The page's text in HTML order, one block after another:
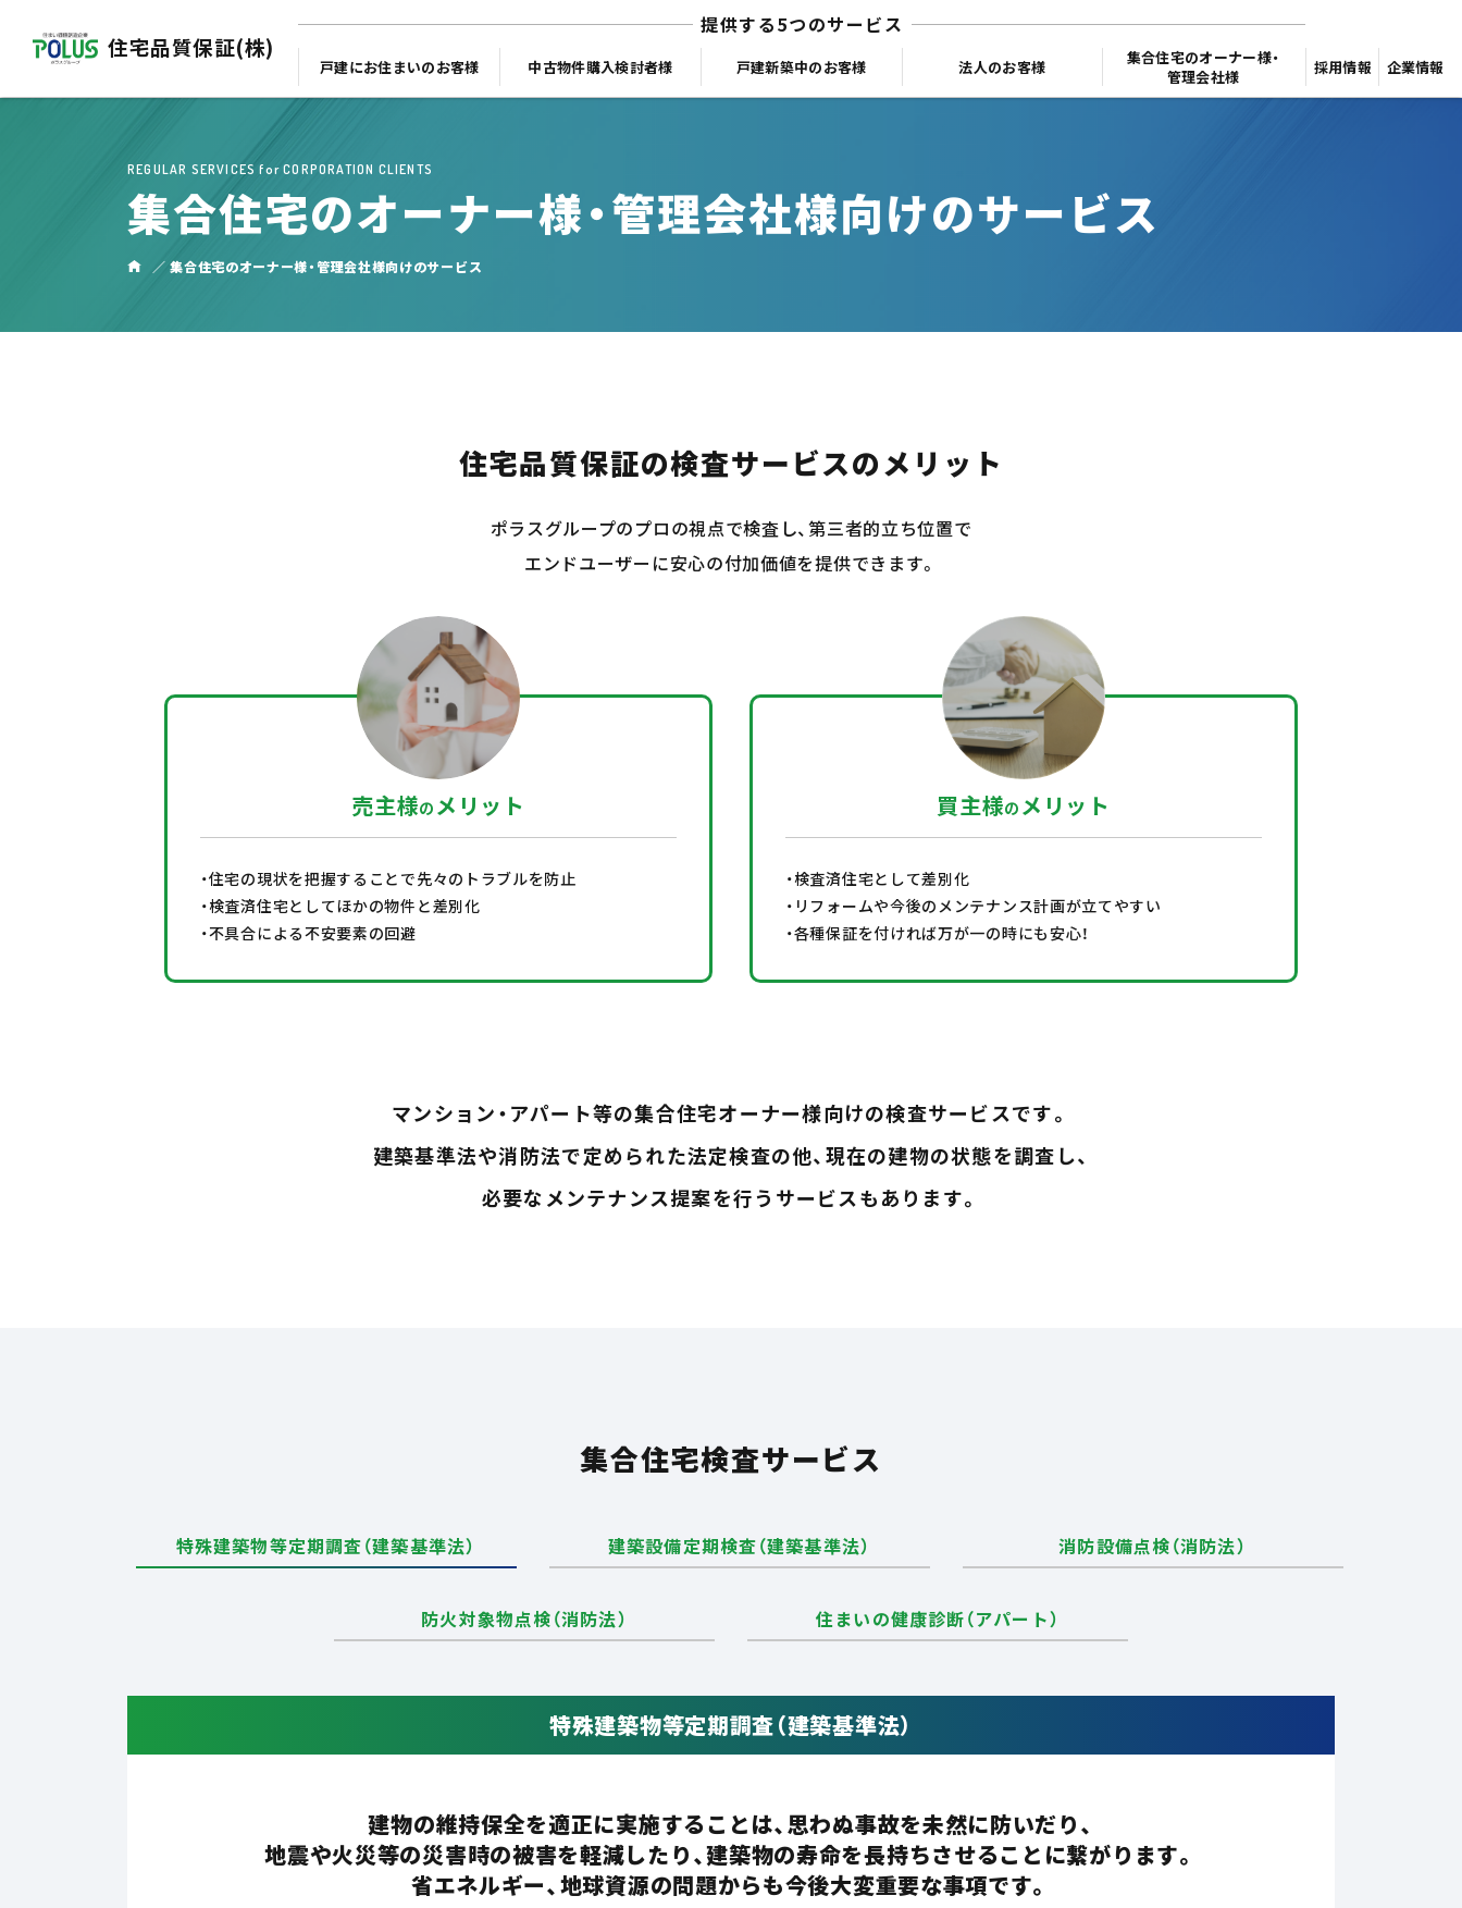
住宅品質保証(株)
提供する5つのサービス
戸建にお住まいのお客様 中古物件購入検討者様 戸建新築中のお客様 法人のお客様
集合住宅のオーナー様・
管理会社様
採用情報 企業情報
REGULAR SERVICES for CORPORATION CLIENTS
集合住宅のオーナー様・管理会社様向けのサービス
集合住宅のオーナー様・管理会社様向けのサービス
住宅品質保証の検査サービスのメリット
ポラスグループのプロの視点で検査し、第三者的立ち位置で
エンドユーザーに安心の付加価値を提供できます。
売主様の メリット
・住宅の現状を把握することで先々のトラブルを防止
・検査済住宅としてほかの物件と差別化
・不具合による不安要素の回避
買主様の メリット
・検査済住宅として差別化
・リフォームや今後のメンテナンス計画が立てやすい
・各種保証を付ければ万が一の時にも安心！
マンション・アパート等の集合住宅オーナー様向けの検査サービスです。
建築基準法や消防法で定められた法定検査の他、現在の建物の状態を調査し、
必要なメンテナンス提案を行うサービスもあります。
集合住宅検査サービス
特殊建築物等定期調査（建築基準法） 建築設備定期検査（建築基準法） 消防設備点検（消防法）
防火対象物点検（消防法） 住まいの健康診断（アパート）
特殊建築物等定期調査（建築基準法）
建物の維持保全を適正に実施することは、思わぬ事故を未然に防いだり、
地震や火災等の災害時の被害を軽減したり、建築物の寿命を長持ちさせることに繋がります。
省エネルギー、地球資源の問題からも今後大変重要な事項です。